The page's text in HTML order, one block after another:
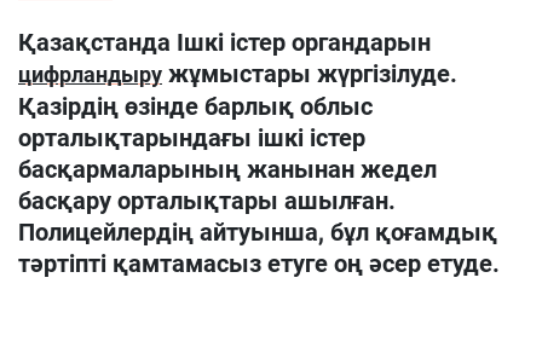
Қазақстанда Ішкі істер органдарын
цифрландыру жұмыстары жүргізілуде.
Қазірдің өзінде барлық облыс
орталықтарындағы ішкі істер
басқармаларының жанынан жедел
басқару орталықтары ашылған.
Полицейлердің айтуынша, бұл қоғамдық
тәртіпті қамтамасыз етуге оң әсер етуде.